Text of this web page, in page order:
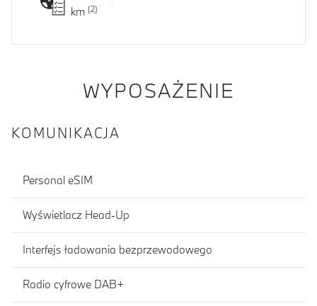
km
WYPOSAŻENIE
KOMUNIKACJA
Personal eSIM
Wyświetlacz Head-Up
Interfejs ładowania bezprzewodowego
Radio cyfrowe DAB+